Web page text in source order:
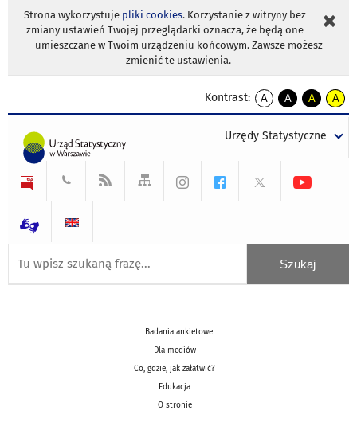
Strona wykorzystuje pliki cookies. Korzystanie z witryny bez
zmiany ustawień Twojej przeglądarki oznacza, że będą one
umieszczane w Twoim urządzeniu końcowym. Zawsze możesz
zmienić te ustawienia.
Kontrast:
A
kontrast
A
kontrast
tekst
czarnym
A
kontrast
tekst
czarnym
A
tekst
żółtym
Urzędy Statystyczne
Badania ankietowe
Dla mediów
Co, gdzie, jak załatwić?
Edukacja
O stronie